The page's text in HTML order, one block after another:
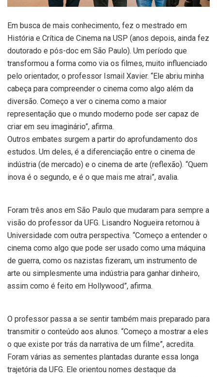
Em busca de mais conhecimento, fez o mestrado em
História e Crítica de Cinema na USP (anos depois, ainda fez
doutorado e pós-doc em São Paulo). Um período que
transformou a forma como via os filmes, muito influenciado
pelo orientador, o professor Ismail Xavier. “Ele abriu minha
cabeça para compreender o cinema como algo além da
diversão. Começo a ver o cinema como a maior
representação que o mundo moderno pode ser capaz de
criar em seu imaginário”, afirma.
Outros embates surgem a partir do aprofundamento dos
estudos. Um deles, é a diferenciação entre o cinema de
indústria (de mercado) e o cinema de arte (reflexão). “Quem
inova é o segundo, e é o que mais me atrai”, avalia.
Foram três anos em São Paulo que mudaram para sempre a
visão do professor da UFG. Lisandro Nogueira retornou à
Universidade com outra perspectiva. “Começo a entender o
cinema como algo que pode ser usado como uma máquina
de guerra, como os nazistas fizeram, um instrumento de
arte ou simplesmente uma indústria para ganhar dinheiro,
assim como é feito em Hollywood”, afirma.
O professor passa a se sentir também mais preparado para
transmitir o conteúdo aos alunos. “Começo a mostrar a eles
o que existe por trás da narrativa de um filme”, acredita.
Foram várias as sementes plantadas durante essa longa
trajetória da UFG. Ele orientou nomes destaque da